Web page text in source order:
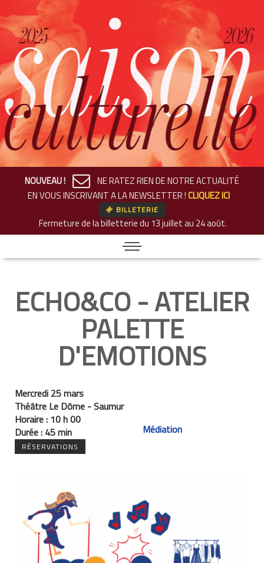
NOUVEAU !
NE RATEZ RIEN DE NOTRE ACTUALITÉ
EN VOUS INSCRIVANT A LA NEWSLETTER !CLIQUEZ ICI
BILLETERIE
Fermeture de la billetteriedu 13 juillet au 24 août.
ECHO&CO - ATELIER
PALETTE
D'EMOTIONS
Mercredi 25 mars
Théâtre Le Dôme - Saumur
Horaire : 10 h 00
Durée : 45 min
RÉSERVATIONS
Médiation